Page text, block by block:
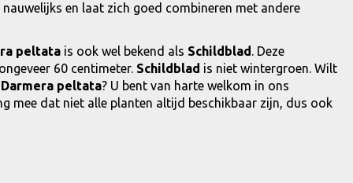
en laat zich goed combineren met andere
peltatais ook wel bekend als Schildblad. Deze
60 centimeter. Schildblad is niet wintergroen. Wilt
Darmera peltata? U bent van harte welkom in ons
mee dat niet alle planten altijd beschikbaar zijn, dus ook